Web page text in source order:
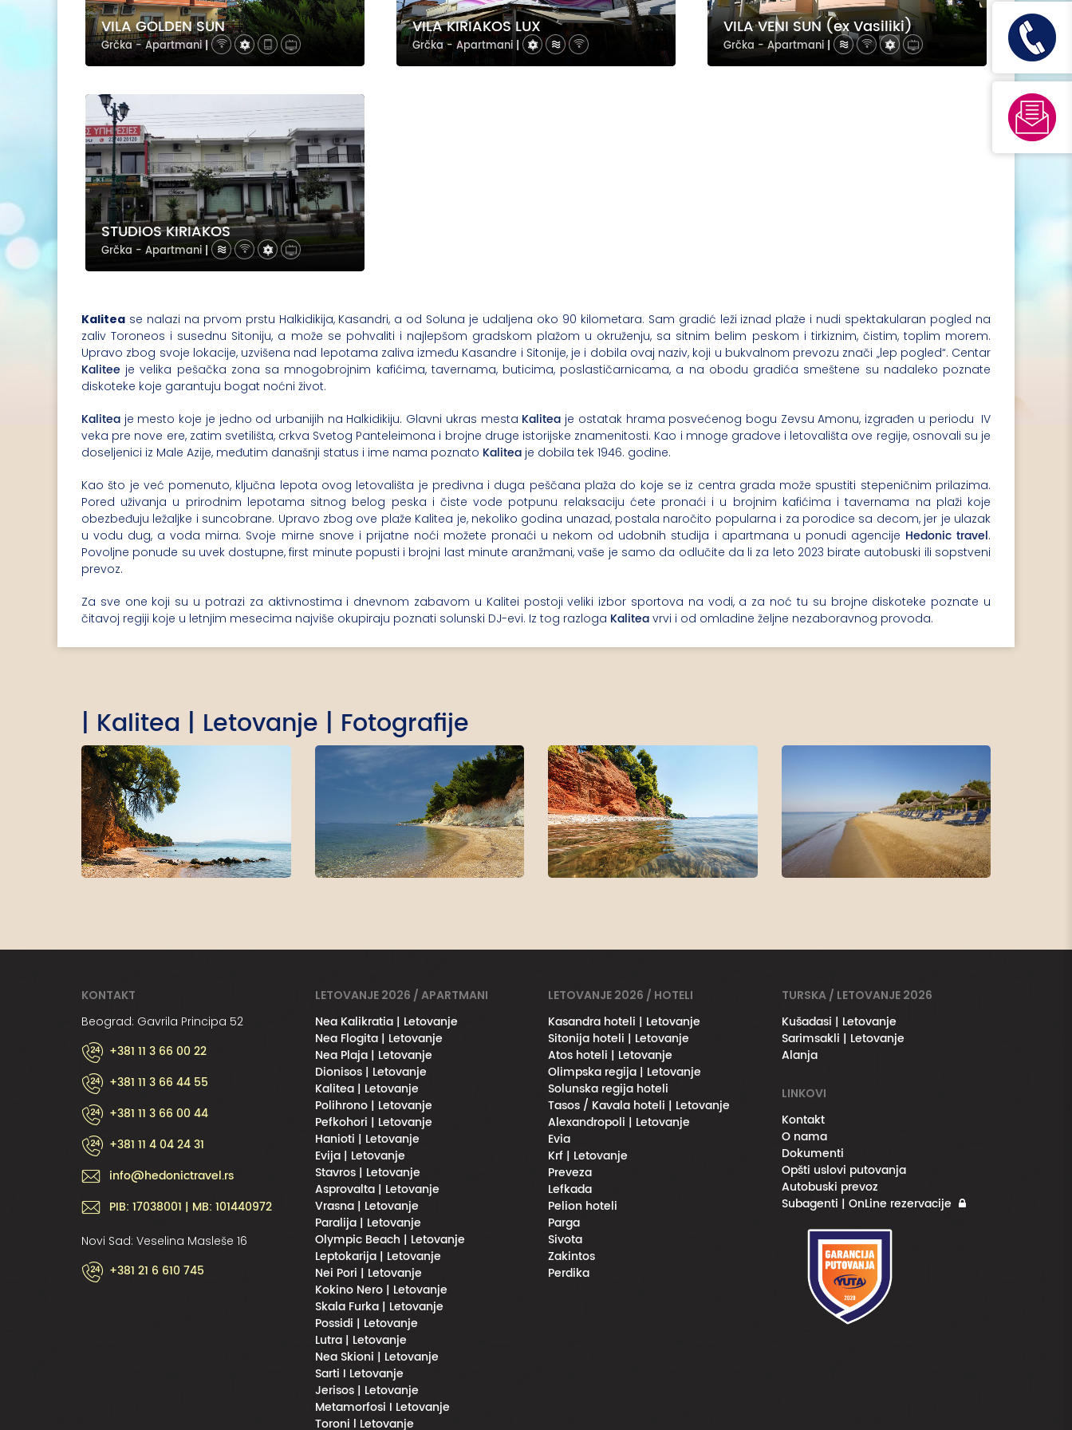
VILA GOLDEN SUN
Grčka - Apartmani|
VILA KIRIAKOS LUX
Grčka - Apartmani
VILA VENI SUN (ex Vasiliki)
Grčka - Apartmani
STUDIOS KIRIAKOS
Grčka - Apartmani |
Kalitea se nalazi na prvom prstu Halkidikija, Kasandri, a od Soluna je udaljena oko 90 kilometara. Sam gradić leži iznad plaže i nudi spektakularan pogled na
zaliv Toroneos i susednu Sitoniju, a može se pohvaliti i najlepšom gradskom plažom u okruženju, sa sitnim belim peskom i tirkiznim, čistim, toplim morem.
Upravo zbog svoje lokacije, uzvišena nad lepotama zaliva između Kasandre i Sitonije, je i dobila ovaj naziv, koji u bukvalnom prevozu znači „lep pogled“. Centar
Kalitee je velika pešačka zona sa mnogobrojnim kafićima, tavernama, buticima, poslastičarnicama, a na obodu gradića smeštene su nadaleko poznate
diskoteke koje garantuju bogat noćni život.
Kalitea je mesto koje je jedno od urbanijih na Halkidikiju. Glavni ukras mesta Kalitea je ostatak hrama posvećenog bogu Zevsu Amonu, izgrađen u periodu IV
veka pre nove ere, zatim svetilišta, crkva Svetog Panteleimona i brojne druge istorijske znamenitosti. Kao i mnoge gradove i letovališta ove regije, osnovali su je
doseljenici iz Male Azije, međutim današnji status i ime nama poznato Kalitea je dobila tek 1946. godine.
Kao što je već pomenuto, ključna lepota ovog letovališta je predivna i duga peščana plaža do koje se iz centra grada može spustiti stepeničnim prilazima.
Pored uživanja u prirodnim lepotama sitnog belog peska i čiste vode potpunu relaksaciju ćete pronaći i u brojnim kafićima i tavernama na plaži koje
obezbeđuju ležaljke i suncobrane. Upravo zbog ove plaže Kalitea je, nekoliko godina unazad, postala naročito popularna i za porodice sa decom, jer je ulazak
u vodu dug, a voda mirna. Svoje mirne snove i prijatne noći možete pronaći u nekom od udobnih studija i apartmana u ponudi agencije Hedonic travel.
Povoljne ponude su uvek dostupne, first minute popusti i brojni last minute aranžmani, vaše je samo da odlučite da li za leto 2023 birate autobuski ili sopstveni
prevoz.
Za sve one koji su u potrazi za aktivnostima i dnevnom zabavom u Kalitei postoji veliki izbor sportova na vodi, a za noć tu su brojne diskoteke poznate u
čitavoj regiji koje u letnjim mesecima najviše okupiraju poznati solunski DJ-evi. Iz tog razloga Kalitea vrvi i od omladine željne nezaboravnog provoda.
| Kalitea | Letovanje | Fotografije
KONTAKT
Beograd: Gavrila Principa 52
+381 11 3 66 00 22
+381 11 3 66 44 55
+381 11 3 66 00 44
+381 11 4 04 24 31
info@hedonictravel.rs
PIB: 17038001 | MB: 101440972
Novi Sad: Veselina Masleše 16
+381 21 6 610 745
LETOVANJE 2026 / APARTMANI
Nea Kalikratia | Letovanje
Nea Flogita | Letovanje
Nea Plaja | Letovanje
Dionisos | Letovanje
Kalitea | Letovanje
Polihrono | Letovanje
Pefkohori | Letovanje
Hanioti | Letovanje
Evija | Letovanje
Stavros | Letovanje
Asprovalta | Letovanje
Vrasna | Letovanje
Paralija | Letovanje
Olympic Beach | Letovanje
Leptokarija | Letovanje
Nei Pori | Letovanje
Kokino Nero | Letovanje
Skala Furka | Letovanje
Possidi | Letovanje
Lutra | Letovanje
Nea Skioni | Letovanje
Sarti I Letovanje
Jerisos | Letovanje
Metamorfosi I Letovanje
Toroni l Letovanje
LETOVANJE 2026 / HOTELI
Kasandra hoteli | Letovanje
Sitonija hoteli | Letovanje
Atos hoteli | Letovanje
Olimpska regija | Letovanje
Solunska regija hoteli
Tasos / Kavala hoteli | Letovanje
Alexandropoli | Letovanje
Evia
Krf | Letovanje
Preveza
Lefkada
Pelion hoteli
Parga
Sivota
Zakintos
Perdika
TURSKA / LETOVANJE 2026
Kušadasi | Letovanje
Sarimsakli | Letovanje
Alanja
LINKOVI
Kontakt
O nama
Dokumenti
Opšti uslovi putovanja
Autobuski prevoz
Subagenti | OnLine rezervacije